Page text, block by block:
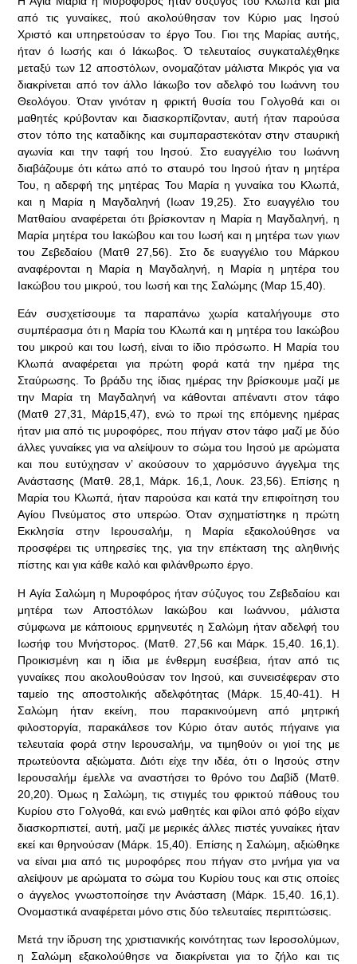
από τις γυναίκες, πού ακολούθησαν τον Κύριο μας Ιησού
Χριστό και υπηρετούσαν το έργο Του. Γιοι της Μαρίας αυτής,
ήταν ό Ιωσής και ό Ιάκωβος. Ό τελευταίος συγκαταλέχθηκε
μεταξύ των 12 αποστόλων, ονομαζόταν μάλιστα Μικρός για να
διακρίνεται από τον άλλο Ιάκωβο τον αδελφό του Ιωάννη του
Θεολόγου. Όταν γινόταν η φρικτή θυσία του Γολγοθά και οι
μαθητές κρύβονταν και διασκορπίζονταν, αυτή ήταν παρούσα
στον τόπο της καταδίκης και συμπαραστεκόταν στην σταυρική
αγωνία και την ταφή του Ιησού. Στο ευαγγέλιο του Ιωάννη
διαβάζουμε ότι κάτω από το σταυρό του Ιησού ήταν η μητέρα
Του, η αδερφή της μητέρας Του Μαρία η γυναίκα του Κλωπά,
και η Μαρία η Μαγδαληνή (Ιωαν 19,25). Στο ευαγγέλιο του
Ματθαίου αναφέρεται ότι βρίσκονταν η Μαρία η Μαγδαληνή, η
Μαρία μητέρα του Ιακώβου και του Ιωσή και η μητέρα των γιων
του Ζεβεδαίου (Ματθ 27,56). Στο δε ευαγγέλιο του Μάρκου
αναφέρονται η Μαρία η Μαγδαληνή, η Μαρία η μητέρα του
Ιακώβου του μικρού, του Ιωσή και της Σαλώμης (Μαρ 15,40).
Εάν συσχετίσουμε τα παραπάνω χωρία καταλήγουμε στο
συμπέρασμα ότι η Μαρία του Κλωπά και η μητέρα του Ιακώβου
του μικρού και του Ιωσή, είναι το ίδιο πρόσωπο. Η Μαρία του
Κλωπά αναφέρεται για πρώτη φορά κατά την ημέρα της
Σταύρωσης. Το βράδυ της ίδιας ημέρας την βρίσκουμε μαζί με
την Μαρία τη Μαγδαληνή να κάθονται απέναντι στον τάφο
(Ματθ 27,31, Μάρ15,47), ενώ το πρωί της επόμενης ημέρας
ήταν μια από τις μυροφόρες, που πήγαν στον τάφο μαζί με δύο
άλλες γυναίκες για να αλείψουν το σώμα του Ιησού με αρώματα
και που ευτύχησαν ν’ ακούσουν το χαρμόσυνο άγγελμα της
Ανάστασης (Ματθ. 28,1, Μάρκ. 16,1, Λουκ. 23,56). Επίσης η
Μαρία του Κλωπά, ήταν παρούσα και κατά την επιφοίτηση του
Αγίου Πνεύματος στο υπερώο. Όταν σχηματίστηκε η πρώτη
Εκκλησία στην Ιερουσαλήμ, η Μαρία εξακολούθησε να
προσφέρει τις υπηρεσίες της, για την επέκταση της αληθινής
πίστης και για κάθε καλό και φιλάνθρωπο έργο.
Η Αγία Σαλώμη η Μυροφόρος ήταν σύζυγος του Ζεβεδαίου και
μητέρα των Αποστόλων Ιακώβου και Ιωάννου, μάλιστα
σύμφωνα με κάποιους ερμηνευτές η Σαλώμη ήταν αδελφή του
Ιωσήφ του Μνήστορος. (Ματθ. 27,56 και Μάρκ. 15,40. 16,1).
Προικισμένη και η ίδια με ένθερμη ευσέβεια, ήταν από τις
γυναίκες που ακολουθούσαν τον Ιησού, και συνεισέφεραν στο
ταμείο της αποστολικής αδελφότητας (Μάρκ. 15,40-41). Η
Σαλώμη ήταν εκείνη, που παρακινούμενη από μητρική
φιλοστοργία, παρακάλεσε τον Κύριο όταν αυτός πήγαινε για
τελευταία φορά στην Ιερουσαλήμ, να τιμηθούν οι γιοί της με
πρωτεύοντα αξιώματα. Διότι είχε την ιδέα, ότι ο Ιησούς στην
Ιερουσαλήμ έμελλε να αναστήσει το θρόνο του Δαβίδ (Ματθ.
20,20). Όμως η Σαλώμη, τις στιγμές του φρικτού πάθους του
Κυρίου στο Γολγοθά, και ενώ μαθητές και φίλοι από φόβο είχαν
διασκορπιστεί, αυτή, μαζί με μερικές άλλες πιστές γυναίκες ήταν
εκεί και θρηνούσαν (Μάρκ. 15,40). Επίσης η Σαλώμη, αξιώθηκε
να είναι μια από τις μυροφόρες που πήγαν στο μνήμα για να
αλείψουν με αρώματα το σώμα του Κυρίου τους και στις οποίες
ο άγγελος γνωστοποίησε την Ανάσταση (Μάρκ. 15,40. 16,1).
Ονομαστικά αναφέρεται μόνο στις δύο τελευταίες περιπτώσεις.
Μετά την ίδρυση της χριστιανικής κοινότητας των Ιεροσολύμων,
η Σαλώμη εξακολούθησε να διακρίνεται για το ζήλο και τις